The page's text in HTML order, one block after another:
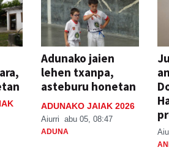
Adunako jaien
lehen txanpa,
asteburu honetan
ADUNAKO JAIAK 2026
Aiurri abu 05, 08:47
ADUNA